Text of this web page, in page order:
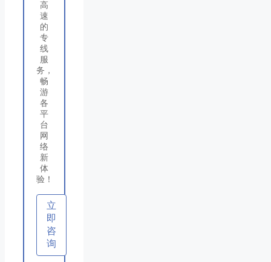
高
速
的
专
线
服
务，
畅
游
各
平
台
网
络
新
体
验！
立
即
咨
询